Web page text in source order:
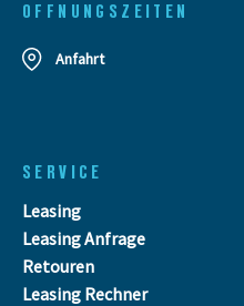
OFFNUNGSZEITEN
Anfahrt
SERVICE
Leasing
Leasing Anfrage
Retouren
Leasing Rechner